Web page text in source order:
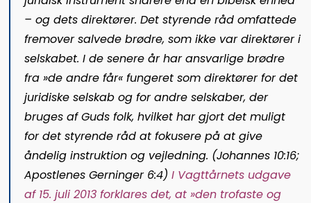
– og dets direktører. Det styrende råd omfattede
fremover salvede brødre, som ikke var direktører i
selskabet. I de senere år har ansvarlige brødre
fra »de andre får« fungeret som direktører for det
juridiske selskab og for andre selskaber, der
bruges af Guds folk, hvilket har gjort det muligt
for det styrende råd at fokusere på at give
åndelig instruktion og vejledning. (Johannes 10:16;
Apostlenes Gerninger 6:4)I Vagttårnets udgave
af 15. juli 2013 forklares det, at »den trofaste og